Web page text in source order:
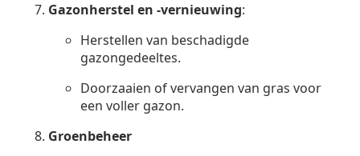
Gazonherstel en -vernieuwing:
Herstellen van beschadigde
gazongedeeltes.
Doorzaaien of vervangen van gras voor
een voller gazon.
Groenbeheer